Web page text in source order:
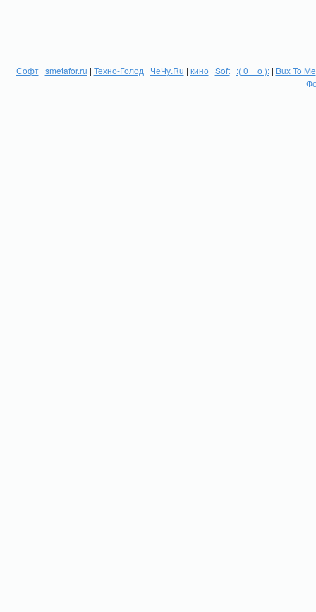
Софт| smetafor.ru | Техно-Голод | ЧеЧу.Ru | кино| Soft| :( 0 _ о ):| Bux To Me